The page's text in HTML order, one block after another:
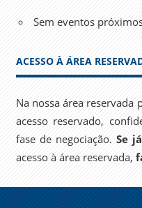
Sem eventos
ACESSO À ÁREA
Na nossa área
acesso reservado,
fase de negociação.Se
acesso à área reservada,